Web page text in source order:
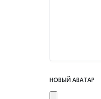
НОВЫЙ АВАТАР